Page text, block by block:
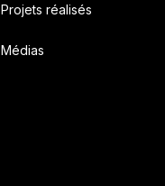
Projets réalisés
Médias